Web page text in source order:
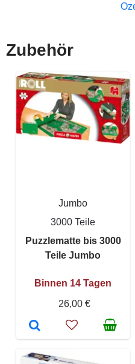
Zubehör
Jumbo
3000 Teile
Puzzlematte bis 3000
Teile Jumbo
Binnen 14 Tagen
26,00 €